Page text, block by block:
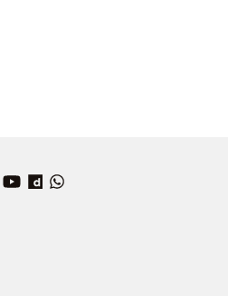
Instagram
YouTube
Dailymotion